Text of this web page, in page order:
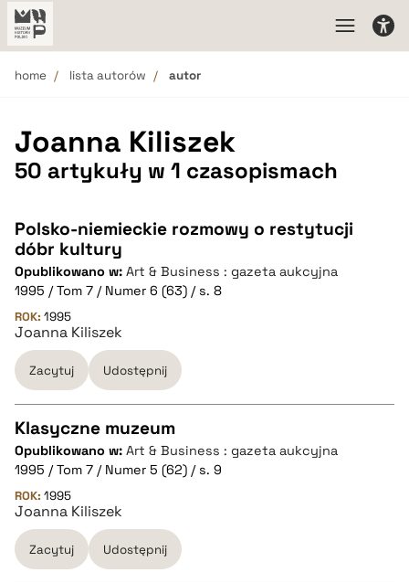
home lista autorów autor
Joanna Kiliszek
50 artykuły w 1 czasopismach
Polsko-niemieckie rozmowy o restytucji
dóbr kultury
Opublikowano w: Art & Business : gazeta aukcyjna
1995 / Tom 7 / Numer 6 (63) / s. 8
ROK: 1995
Joanna Kiliszek
Zacytuj Udostępnij
CZYSTY TEKST
pobierz cytat
BIBTEX
Klasyczne muzeum
Opublikowano w: Art & Business : gazeta aukcyjna
1995 / Tom 7 / Numer 5 (62) / s. 9
ROK: 1995
Joanna Kiliszek
Zacytuj Udostępnij